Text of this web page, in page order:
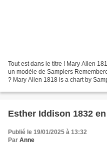
Tout est dans le titre ! Mary Allen
un modèle de Samplers
? Mary Allen 1818 is a chart by
Esther Iddison 1832
Publié le 19/01/2025 à 13:32
Par Anne